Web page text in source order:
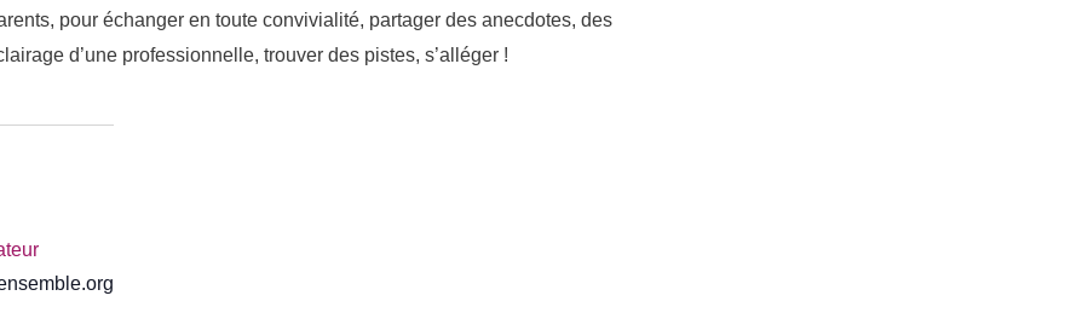
pour échanger en toute convivialité, partager des anecdotes, des
d’une professionnelle, trouver des pistes, s’alléger !